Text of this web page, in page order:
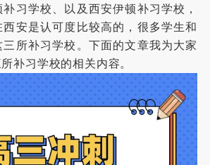
习学校、以及西安伊顿补习学校，
安是认可度比较高的，很多学生和
所补习学校。下面的文章我为大家
补习学校的相关内容。